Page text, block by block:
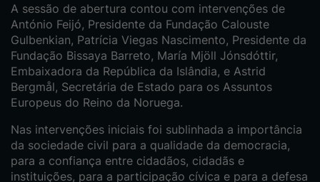
A sessão de abertura contou com intervenções de
António Feijó, Presidente da Fundação Calouste
Gulbenkian, Patrícia Viegas Nascimento, Presidente da
Fundação Bissaya Barreto, María Mjöll Jónsdóttir,
Embaixadora da República da Islândia, e Astrid
Bergmål, Secretária de Estado para os Assuntos
Europeus do Reino da Noruega.
Nas intervenções iniciais foi sublinhada a importância
da sociedade civil para a qualidade da democracia,
para a confiança entre cidadãos, cidadãs e
instituições, para a participação cívica e para a defesa